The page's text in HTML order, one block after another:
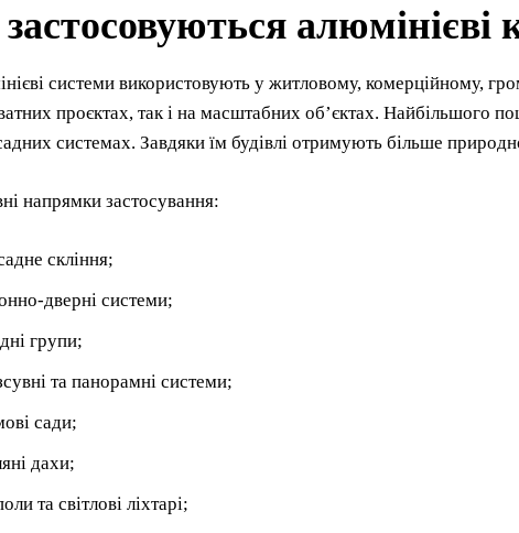
алюмінієві
системи використовують у житловому, комерційному,
проєктах, так і на масштабних об’єктах. Найбільшого
системах. Завдяки їм будівлі отримують більше
напрямки застосування:
скління;
дверні системи;
групи;
та панорамні системи;
сади;
дахи;
та світлові ліхтарі;